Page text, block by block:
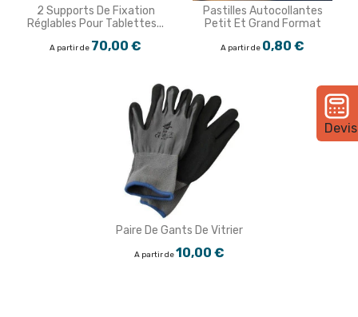
Devis
2 Supports De Fixation
Réglables Pour Tablettes...
A partir de 70,00 €
Pastilles Autocollantes
Petit Et Grand Format
A partir de 0,80 €
Paire De Gants De Vitrier
A partir de10,00 €